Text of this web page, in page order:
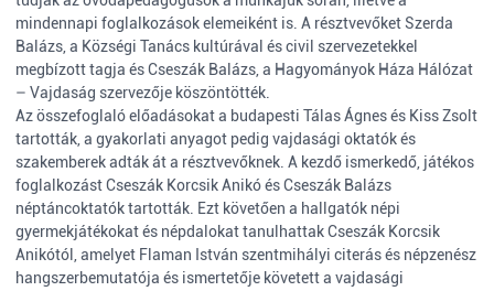
mindennapi foglalkozások elemeiként is. A résztvevőket Szerda
Balázs, a Községi Tanács kultúrával és civil szervezetekkel
megbízott tagja és Cseszák Balázs, a Hagyományok Háza Hálózat
– Vajdaság szervezője köszöntötték.
Az összefoglaló előadásokat a budapesti Tálas Ágnes és Kiss Zsolt
tartották, a gyakorlati anyagot pedig vajdasági oktatók és
szakemberek adták át a résztvevőknek. A kezdő ismerkedő, játékos
foglalkozást Cseszák Korcsik Anikó és Cseszák Balázs
néptáncoktatók tartották. Ezt követően a hallgatók népi
gyermekjátékokat és népdalokat tanulhattak Cseszák Korcsik
Anikótól, amelyet Flaman István szentmihályi citerás és népzenész
hangszerbemutatója és ismertetője követett a vajdasági